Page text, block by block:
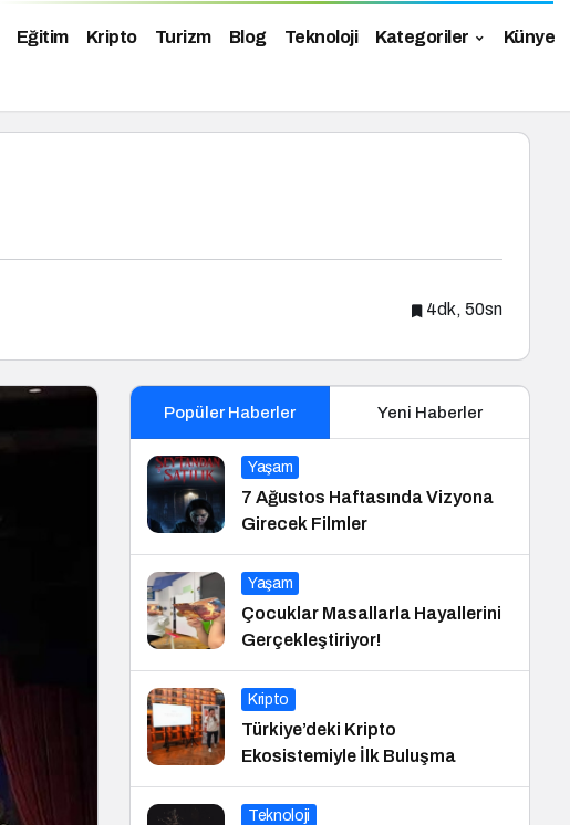
Eğitim Kripto Turizm Blog Teknoloji Kategoriler Künye
4dk, 50sn
Popüler Haberler Yeni Haberler
Yaşam
7 Ağustos Haftasında Vizyona
Girecek Filmler
Yaşam
Çocuklar Masallarla Hayallerini
Gerçekleştiriyor!
Kripto
Türkiye’deki Kripto
Ekosistemiyle İlk Buluşma
Teknoloji